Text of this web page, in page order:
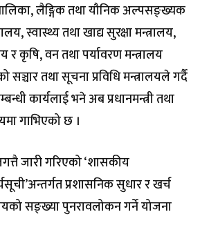
लैङ्गिक तथा यौनिक अल्पसङ्ख्यक
स्वास्थ्य तथा खाद्य सुरक्षा मन्त्रालय,
र कृषि, वन तथा पर्यावरण मन्त्रालय
तथा सूचना प्रविधि मन्त्रालयले गर्दै
कार्यलाई भने अब प्रधानमन्त्री तथा
गाभिएको छ ।
जारी गरिएको ‘शासकीय
प्रशासनिक सुधार र खर्च
सङ्ख्या पुनरावलोकन गर्ने योजना